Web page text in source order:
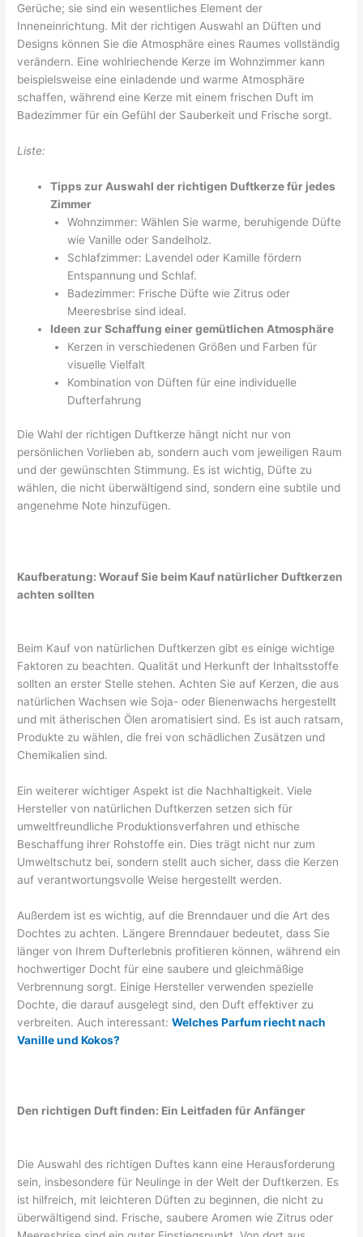
Gerüche; sie sind ein wesentliches Element der
Inneneinrichtung. Mit der richtigen Auswahl an Düften und
Designs können Sie die Atmosphäre eines Raumes vollständig
verändern. Eine wohlriechende Kerze im Wohnzimmer kann
beispielsweise eine einladende und warme Atmosphäre
schaffen, während eine Kerze mit einem frischen Duft im
Badezimmer für ein Gefühl der Sauberkeit und Frische sorgt.
Liste:
Tipps zur Auswahl der richtigen Duftkerze für jedes
Zimmer
Wohnzimmer: Wählen Sie warme, beruhigende Düfte
wie Vanille oder Sandelholz.
Schlafzimmer: Lavendel oder Kamille fördern
Entspannung und Schlaf.
Badezimmer: Frische Düfte wie Zitrus oder
Meeresbrise sind ideal.
Ideen zur Schaffung einer gemütlichen Atmosphäre
Kerzen in verschiedenen Größen und Farben für
visuelle Vielfalt
Kombination von Düften für eine individuelle
Dufterfahrung
Die Wahl der richtigen Duftkerze hängt nicht nur von
persönlichen Vorlieben ab, sondern auch vom jeweiligen Raum
und der gewünschten Stimmung. Es ist wichtig, Düfte zu
wählen, die nicht überwältigend sind, sondern eine subtile und
angenehme Note hinzufügen.
Kaufberatung: Worauf Sie beim Kauf natürlicher Duftkerzen
achten sollten
Beim Kauf von natürlichen Duftkerzen gibt es einige wichtige
Faktoren zu beachten. Qualität und Herkunft der Inhaltsstoffe
sollten an erster Stelle stehen. Achten Sie auf Kerzen, die aus
natürlichen Wachsen wie Soja- oder Bienenwachs hergestellt
und mit ätherischen Ölen aromatisiert sind. Es ist auch ratsam,
Produkte zu wählen, die frei von schädlichen Zusätzen und
Chemikalien sind.
Ein weiterer wichtiger Aspekt ist die Nachhaltigkeit. Viele
Hersteller von natürlichen Duftkerzen setzen sich für
umweltfreundliche Produktionsverfahren und ethische
Beschaffung ihrer Rohstoffe ein. Dies trägt nicht nur zum
Umweltschutz bei, sondern stellt auch sicher, dass die Kerzen
auf verantwortungsvolle Weise hergestellt werden.
Außerdem ist es wichtig, auf die Brenndauer und die Art des
Dochtes zu achten. Längere Brenndauer bedeutet, dass Sie
länger von Ihrem Dufterlebnis profitieren können, während ein
hochwertiger Docht für eine saubere und gleichmäßige
Verbrennung sorgt. Einige Hersteller verwenden spezielle
Dochte, die darauf ausgelegt sind, den Duft effektiver zu
verbreiten. Auch interessant:Welches Parfum riecht nach
Vanille und Kokos?
Den richtigen Duft finden: Ein Leitfaden für Anfänger
Die Auswahl des richtigen Duftes kann eine Herausforderung
sein, insbesondere für Neulinge in der Welt der Duftkerzen. Es
ist hilfreich, mit leichteren Düften zu beginnen, die nicht zu
überwältigend sind. Frische, saubere Aromen wie Zitrus oder